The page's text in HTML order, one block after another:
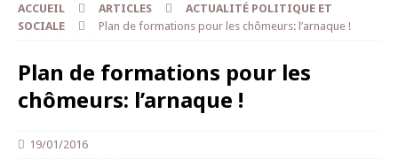
ACCUEIL ARTICLES
ACTUALITÉ POLITIQUE ET
SOCIALE
Plan de formations pour les chômeurs: l’arnaque !
Plan de formations pour les
chômeurs: l’arnaque !
19/01/2016